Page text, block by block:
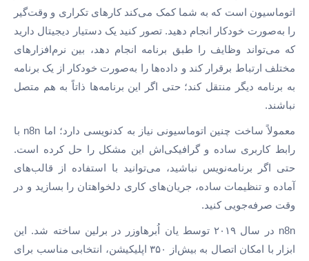
اتوماسیون است که به شما کمک می‌کند کارهای تکراری و وقت‌گیر
را به‌صورت خودکار انجام دهید. تصور کنید یک دستیار دیجیتال دارید
که می‌تواند وظایف را طبق برنامه انجام دهد، بین نرم‌افزارهای
مختلف ارتباط برقرار کند و داده‌ها را به‌صورت خودکار از یک برنامه
به برنامه دیگر منتقل کند؛ حتی اگر این برنامه‌ها ذاتاً به هم متصل
نباشند.
معمولاً ساخت چنین اتوماسیونی نیاز به کدنویسی دارد؛ اما n8n با
رابط کاربری ساده و گرافیکی‌اش این مشکل را حل کرده است.
حتی اگر برنامه‌نویس نباشید، می‌توانید با استفاده از قالب‌های
آماده و تنظیمات ساده، جریان‌های کاری دلخواهتان را بسازید و در
وقت صرفه‌جویی کنید.
n8n در سال ۲۰۱۹ توسط یان اُبرهاوزر در برلین ساخته شد. این
ابزار با امکان اتصال به بیش‌از ۳۵۰ اپلیکیشن، انتخابی مناسب برای